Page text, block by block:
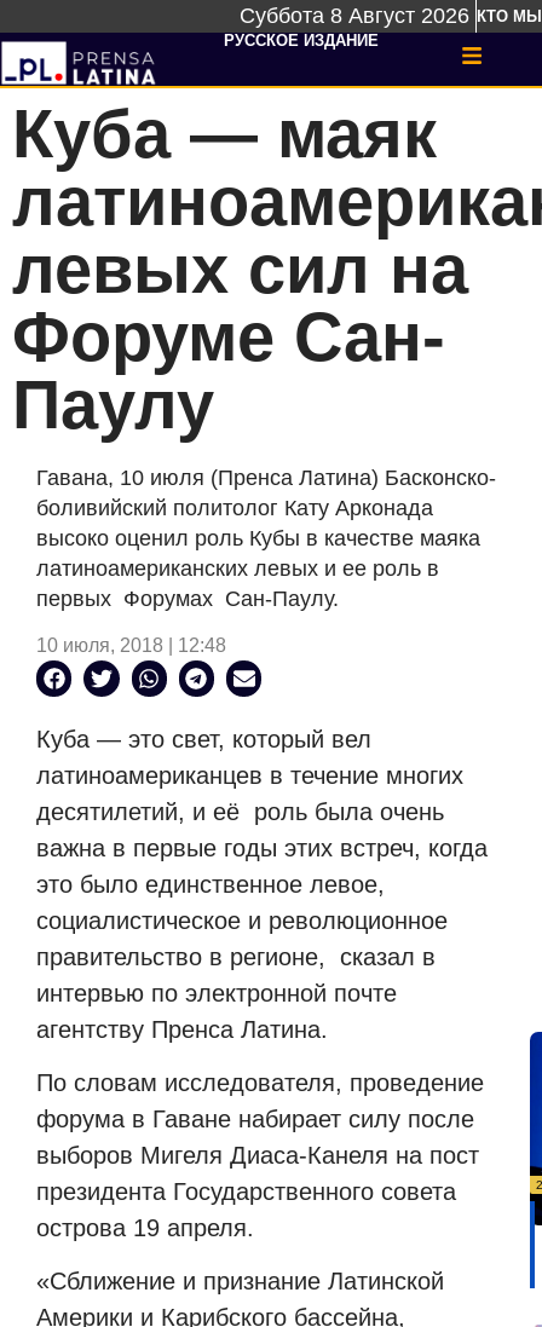
Суббота 8 Август 2026 КТО МЫ
РУССКОЕ ИЗДАНИЕ
Куба — маяк
левых сил на
Форуме Сан-
Паулу
Гавана, 10 июля (Пренса Латина) Басконско-
боливийский политолог Кату Арконада
высоко оценил роль Кубы в качестве маяка
латиноамериканских левых и ее роль в
первых Форумах Сан-Паулу.
10 июля, 2018 | 12:48
Куба — это свет, который вел
латиноамериканцев в течение многих
десятилетий, и её роль была очень
важна в первые годы этих встреч, когда
это было единственное левое,
социалистическое и революционное
правительство в регионе, сказал в
интервью по электронной почте
агентству Пренса Латина.
По словам исследователя, проведение
форума в Гаване набирает силу после
выборов Мигеля Диаса-Канеля на пост
президента Государственного совета
острова 19 апреля.
«Сближение и признание Латинской
Америки и Карибского бассейна,